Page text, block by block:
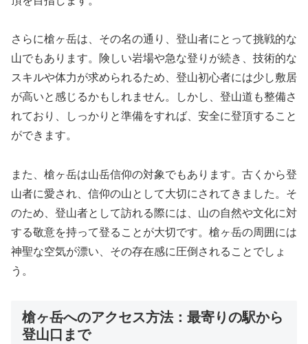
さらに槍ヶ岳は、その名の通り、登山者にとって挑戦的な
山でもあります。険しい岩場や急な登りが続き、技術的な
スキルや体力が求められるため、登山初心者には少し敷居
が高いと感じるかもしれません。しかし、登山道も整備さ
れており、しっかりと準備をすれば、安全に登頂すること
ができます。
また、槍ヶ岳は山岳信仰の対象でもあります。古くから登
山者に愛され、信仰の山として大切にされてきました。そ
のため、登山者として訪れる際には、山の自然や文化に対
する敬意を持って登ることが大切です。槍ヶ岳の周囲には
神聖な空気が漂い、その存在感に圧倒されることでしょ
う。
槍ヶ岳へのアクセス方法：最寄りの駅から
登山口まで